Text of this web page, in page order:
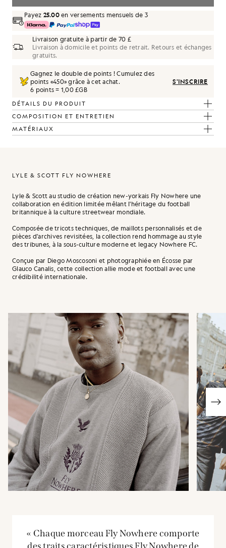
Payez 25.00en versements mensuels de 3
Livraison gratuite à partir de 70 £
Livraison à domicile et points de retrait. Retours et échanges
gratuits.
Gagnez le double de points ! Cumulez des
points «450» grâce à cet achat.
6 points = 1,00 £GB
S'INSCRIRE
DÉTAILS DU PRODUIT
COMPOSITION ET ENTRETIEN
MATÉRIAUX
LYLE & SCOTT FLY NOWHERE
Lyle & Scott au studio de création new-yorkais Fly Nowhere une
collaboration en édition limitée mêlant l'héritage du football
britannique à la culture streetwear mondiale.
Composée de tricots techniques, de maillots personnalisés et de
pièces d'archives revisitées, la collection rend hommage au style
des tribunes, à la sous-culture moderne et legacy Nowhere FC.
Conçue par Diego Moscosoni et photographiée en Écosse par
Glauco Canalis, cette collection allie mode et football avec une
crédibilité internationale.
« Chaque morceau Fly Nowhere comporte